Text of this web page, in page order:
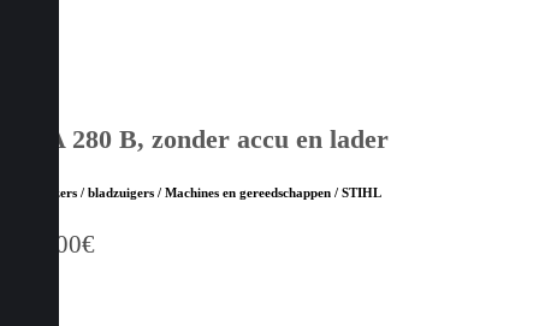
BRA 280 B, zonder accu en lader
Bladblazers / bladzuigers / Machines en gereedschappen / STIHL
869,00€